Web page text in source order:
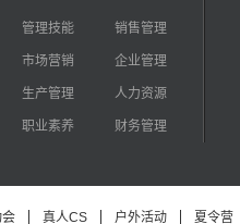
管理技能 销售管理
市场营销 企业管理
生产管理 人力资源
职业素养 财务管理
真人CS 户外活动 夏令营